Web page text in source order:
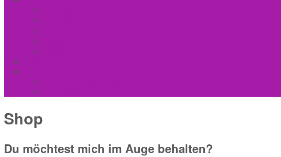
Shop
Du möchtest mich im Auge behalten?